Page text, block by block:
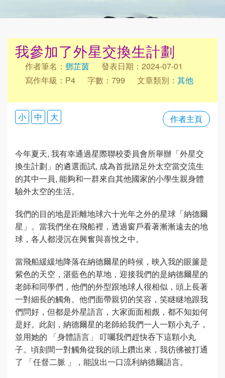
我參加了外星交換生計劃
作者筆名： 鄧芷茵
發表日期：2024-07-01
寫作年級：P4
字數：799 文章類別： 其他
作者主頁
小 中 大
今年夏天, 我有幸通過星際聯校委員會所舉辦「外星交
換生計劃」的遴選面試, 成為首批踏足外太空當交流生
的其中一員, 能夠和一群來自其他國家的小學生親身體
驗外太空的生活。
我們的目的地是距離地球六十光年之外的星球「納德爾
星」。當我們坐在飛船裡，透過窗戶看著漸漸遠去的地
球，各人都浸沉在興奮與喜悅之中。
當飛船緩緩地降落在納德爾星的時候，映入我的眼簾是
紫色的天空，湛藍色的草地，迎接我們的是納德爾星的
老師和同學們，他們的外型跟地球人很相似，頭上長著
一對細長的觸角。他們面帶親切的笑容，笑瞇瞇地跟我
們問好，但都是外星語言，大家面面相覤，都不知如何
是好。此刻，納德爾星的老師給我們一人一顆小丸子，
並用她的 「身體語言」 叮囑我們趕快吞下這顆小丸
子。頃刻間一對觸角從我的頭上鑽出來，我彷彿被打通
了 「任督二脈 」，能說出一口流利納德爾語言。